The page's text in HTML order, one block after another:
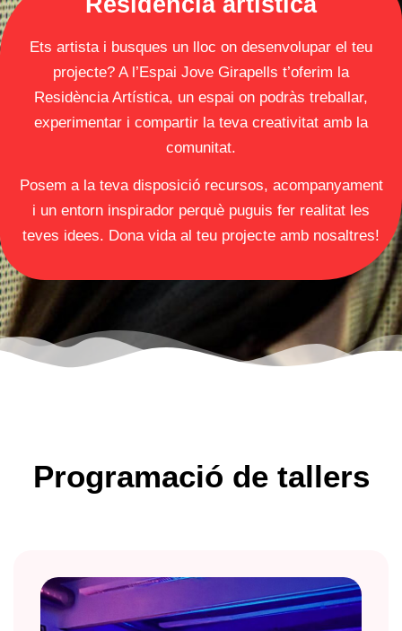
Ets artista i busques un lloc on desenvolupar el teu
projecte? A l’Espai Jove Girapells t’oferim la
Residència Artística, un espai on podràs treballar,
experimentar i compartir la teva creativitat amb la
comunitat.
Posem a la teva disposició recursos, acompanyament
i un entorn inspirador perquè puguis fer realitat les
teves idees. Dona vida al teu projecte amb nosaltres!
Programació de tallers